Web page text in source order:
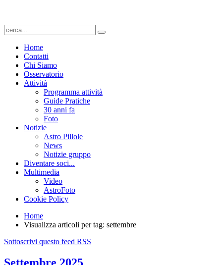
Home
Contatti
Chi Siamo
Osservatorio
Attività
Programma attività
Guide Pratiche
30 anni fa
Foto
Notizie
Astro Pillole
News
Notizie gruppo
Diventare soci...
Multimedia
Video
AstroFoto
Cookie Policy
Home
Visualizza articoli per tag: settembre
Sottoscrivi questo feed RSS